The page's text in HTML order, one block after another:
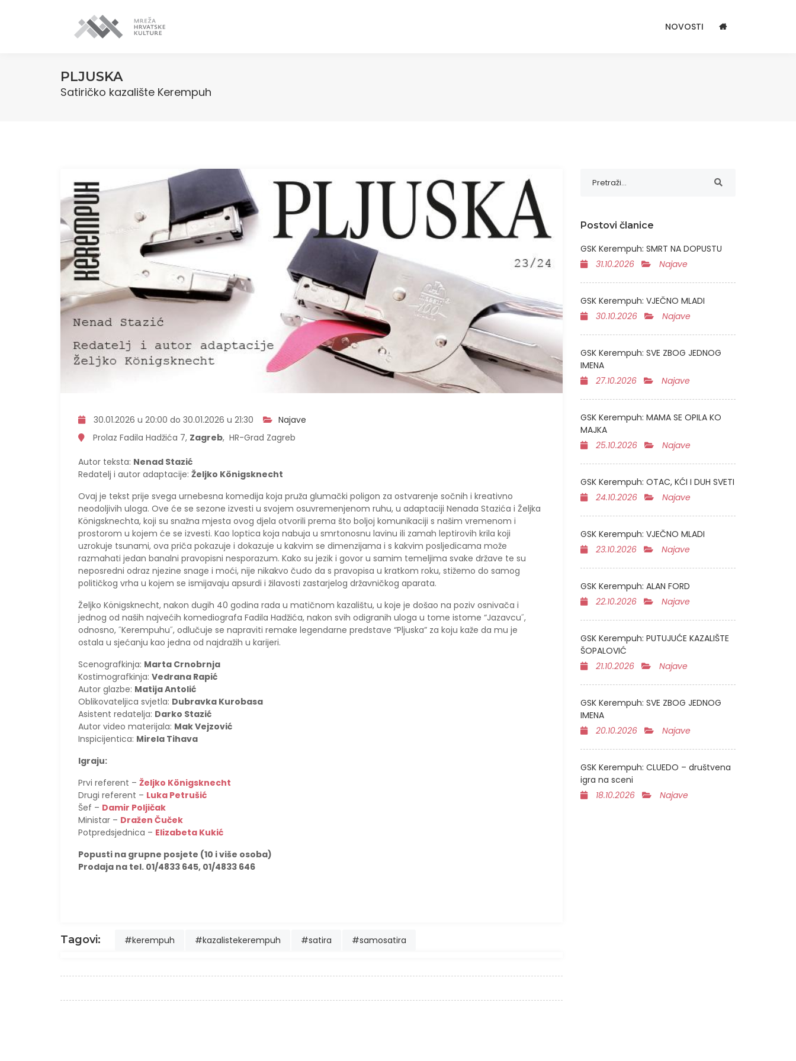
NOVOSTI
PLJUSKA
Satiričko kazalište Kerempuh
30.01.2026 u 20:00 do 30.01.2026 u 21:30
Najave
Prolaz Fadila Hadžića 7, Zagreb, HR-Grad Zagreb
Autor teksta: Nenad Stazić
Redatelj i autor adaptacije: Željko Königsknecht
Ovaj je tekst prije svega urnebesna komedija koja pruža glumački poligon za ostvarenje sočnih i kreativno
neodoljivih uloga. Ove će se sezone izvesti u svojem osuvremenjenom ruhu, u adaptaciji Nenada Stazića i Željka
Königsknechta, koji su snažna mjesta ovog djela otvorili prema što boljoj komunikaciji s našim vremenom i
prostorom u kojem će se izvesti. Kao loptica koja nabuja u smrtonosnu lavinu ili zamah leptirovih krila koji
uzrokuje tsunami, ova priča pokazuje i dokazuje u kakvim se dimenzijama i s kakvim posljedicama može
razmahati jedan banalni pravopisni nesporazum. Kako su jezik i govor u samim temeljima svake države te su
neposredni odraz njezine snage i moći, nije nikakvo čudo da s pravopisa u kratkom roku, stižemo do samog
političkog vrha u kojem se ismijavaju apsurdi i žilavosti zastarjelog državničkog aparata.
Željko Königsknecht, nakon dugih 40 godina rada u matičnom kazalištu, u koje je došao na poziv osnivača i
jednog od naših najvećih komediografa Fadila Hadžića, nakon svih odigranih uloga u tome istome “Jazavcu˝,
odnosno, ˝Kerempuhu˝, odlučuje se napraviti remake legendarne predstave “Pljuska” za koju kaže da mu je
ostala u sjećanju kao jedna od najdražih u karijeri.
Scenografkinja: Marta Crnobrnja
Kostimografkinja: Vedrana Rapić
Autor glazbe: Matija Antolić
Oblikovateljica svjetla: Dubravka Kurobasa
Asistent redatelja: Darko Stazić
Autor video materijala: Mak Vejzović
Inspicijentica: Mirela Tihava
Igraju:
Prvi referent – Željko Königsknecht
Drugi referent – Luka Petrušić
Šef – Damir Poljičak
Ministar – Dražen Čuček
Potpredsjednica – Elizabeta Kukić
Popusti na grupne posjete (10 i više osoba)
Prodaja na tel. 01/4833 645, 01/4833 646
Tagovi: #kerempuh #kazalistekerempuh #satira #samosatira
Postovi članice
GSK Kerempuh: SMRT NA DOPUSTU
31.10.2026
Najave
GSK Kerempuh: VJEČNO MLADI
30.10.2026
Najave
GSK Kerempuh: SVE ZBOG JEDNOG
IMENA
27.10.2026
Najave
GSK Kerempuh: MAMA SE OPILA KO
MAJKA
25.10.2026
Najave
GSK Kerempuh: OTAC, KĆI I DUH SVETI
24.10.2026
Najave
GSK Kerempuh: VJEČNO MLADI
23.10.2026
Najave
GSK Kerempuh: ALAN FORD
22.10.2026
Najave
GSK Kerempuh: PUTUJUĆE KAZALIŠTE
ŠOPALOVIĆ
21.10.2026
Najave
GSK Kerempuh: SVE ZBOG JEDNOG
IMENA
20.10.2026
Najave
GSK Kerempuh: CLUEDO – društvena
igra na sceni
18.10.2026
Najave